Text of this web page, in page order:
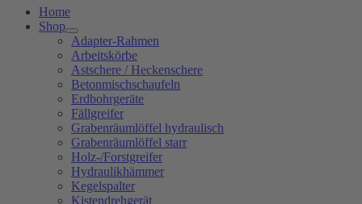
Home
Shop
Adapter-Rahmen
Arbeitskörbe
Astschere / Heckenschere
Betonmischschaufeln
Erdbohrgeräte
Fällgreifer
Grabenräumlöffel hydraulisch
Grabenräumlöffel starr
Holz-/Forstgreifer
Hydraulikhämmer
Kegelspalter
Kistendrehgerät